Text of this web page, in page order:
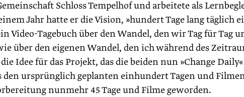
Schloss Tempelhof und arbeitete als
Jahr hatte er die Vision, »hundert Tage lang täglich
Video-Tagebuch über den Wandel, den wir Tag für Tag
über den eigenen Wandel, den ich während des
Idee für das Projekt, das die beiden nun »Change
den ursprünglich geplanten einhundert Tagen und
nunmehr 45 Tage und Filme geworden.